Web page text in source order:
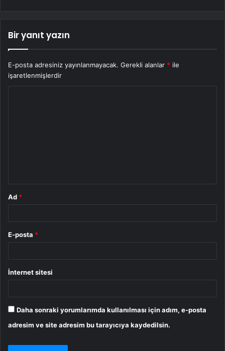
Bir yanıt yazın
E-posta adresiniz yayınlanmayacak. Gerekli alanlar * ile
işaretlenmişlerdir
Ad *
E-posta *
İnternet sitesi
Daha sonraki yorumlarımda kullanılması için adım, e-posta
adresim ve site adresim bu tarayıcıya kaydedilsin.